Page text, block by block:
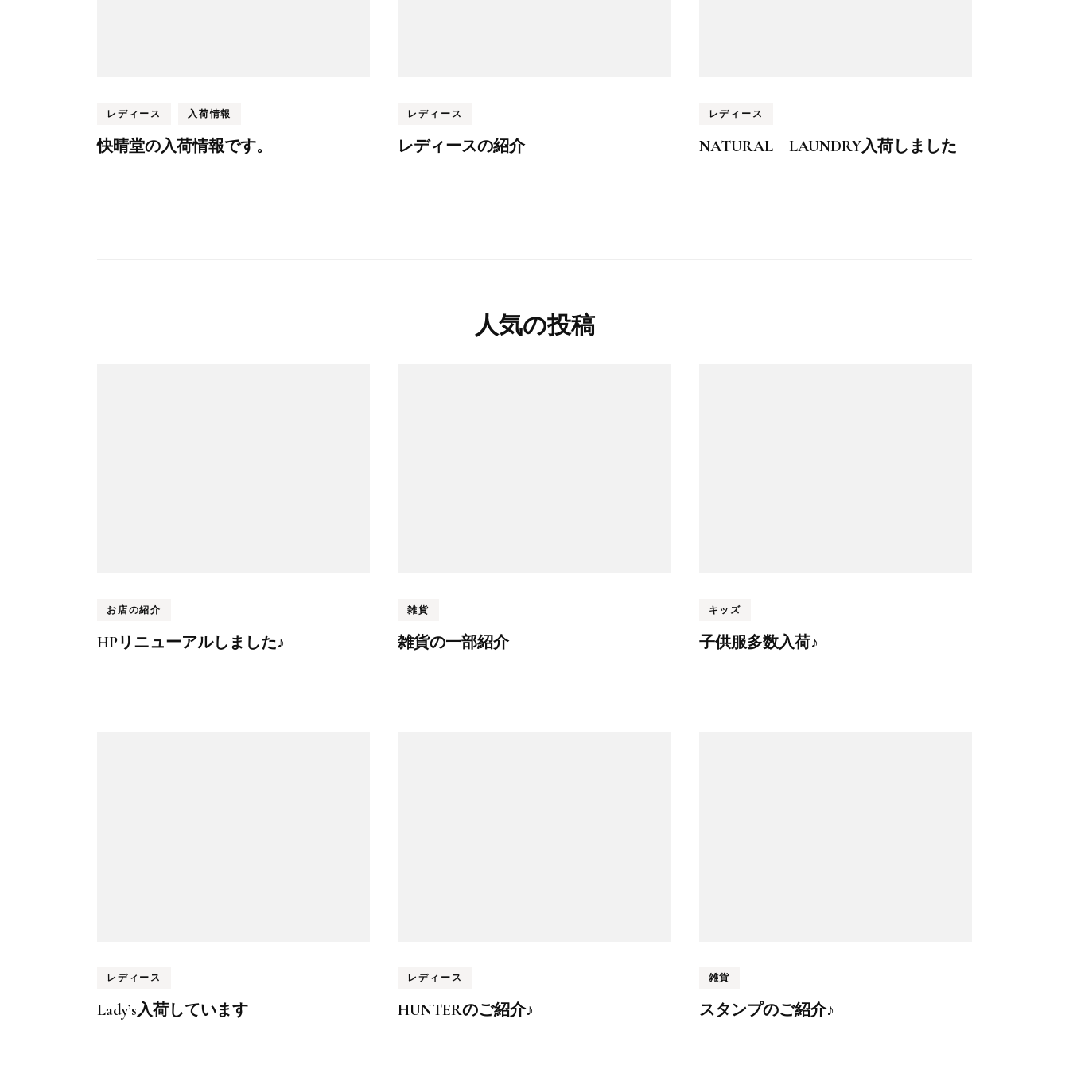
レディース 入荷情報
快晴堂の入荷情報です。
レディース
レディースの紹介
レディース
NATURAL LAUNDRY入荷しました
人気の投稿
お店の紹介
HPリニューアルしました♪
雑貨
雑貨の一部紹介
キッズ
子供服多数入荷♪
レディース
Lady’s入荷しています
レディース
HUNTERのご紹介♪
雑貨
スタンプのご紹介♪